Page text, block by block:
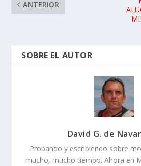
ANTERIOR
SOBRE EL AUTOR
David G. de
Probando y escribiendo sobre
mucho, mucho tiempo. Ahora en